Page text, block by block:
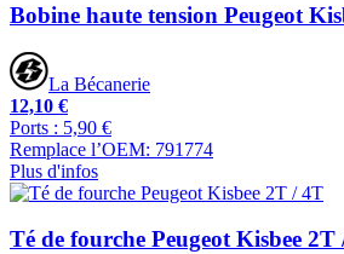
Bobine haute tension Peugeot
La Bécanerie
12,10 €
Ports : 5,90 €
Remplace l’OEM: 791774
Plus d'infos
Té de fourche Peugeot Kisbee 2T